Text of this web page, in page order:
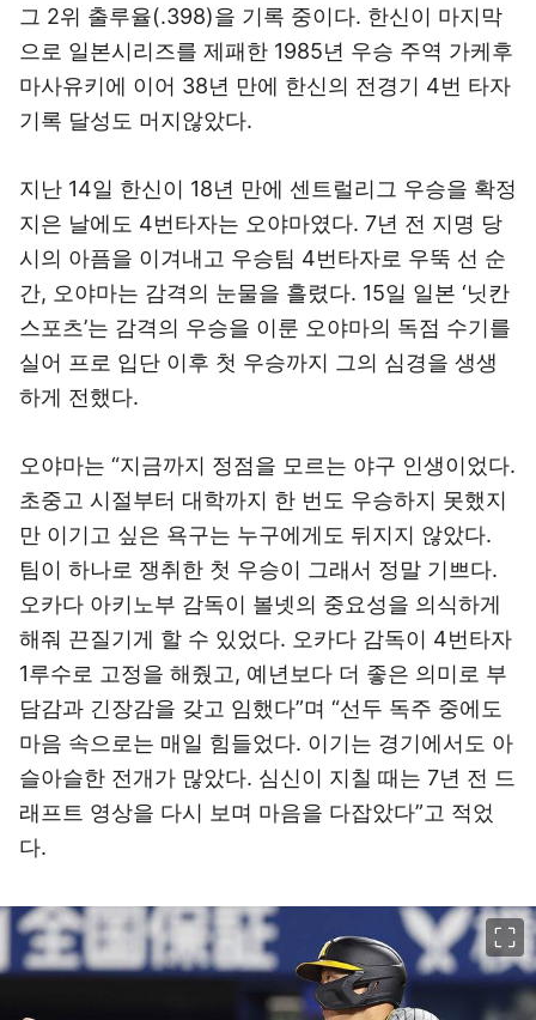
그 2위 출루율(.398)을 기록 중이다. 한신이 마지막
으로 일본시리즈를 제패한 1985년 우승 주역 가케후
마사유키에 이어 38년 만에 한신의 전경기 4번 타자
기록 달성도 머지않았다.
지난 14일 한신이 18년 만에 센트럴리그 우승을 확정
지은 날에도 4번타자는 오야마였다. 7년 전 지명 당
시의 아픔을 이겨내고 우승팀 4번타자로 우뚝 선 순
간, 오야마는 감격의 눈물을 흘렸다. 15일 일본 ‘닛칸
스포츠’는 감격의 우승을 이룬 오야마의 독점 수기를
실어 프로 입단 이후 첫 우승까지 그의 심경을 생생
하게 전했다.
오야마는 “지금까지 정점을 모르는 야구 인생이었다.
초중고 시절부터 대학까지 한 번도 우승하지 못했지
만 이기고 싶은 욕구는 누구에게도 뒤지지 않았다.
팀이 하나로 쟁취한 첫 우승이 그래서 정말 기쁘다.
오카다 아키노부 감독이 볼넷의 중요성을 의식하게
해줘 끈질기게 할 수 있었다. 오카다 감독이 4번타자
1루수로 고정을 해줬고, 예년보다 더 좋은 의미로 부
담감과 긴장감을 갖고 임했다”며 “선두 독주 중에도
마음 속으로는 매일 힘들었다. 이기는 경기에서도 아
슬아슬한 전개가 많았다. 심신이 지칠 때는 7년 전 드
래프트 영상을 다시 보며 마음을 다잡았다”고 적었
다.